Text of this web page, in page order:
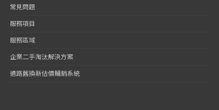
常見問題
服務項目
服務區域
企業二手淘汰解決方案
通路舊換新估價輔銷系統